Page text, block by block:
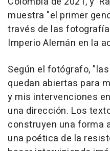
muestra "el primer
través de las
Imperio Alemán en la
Según el fotógrafo,
quedan abiertas para
y mis intervenciones
una dirección. Los
construyen una forma
una poética de la